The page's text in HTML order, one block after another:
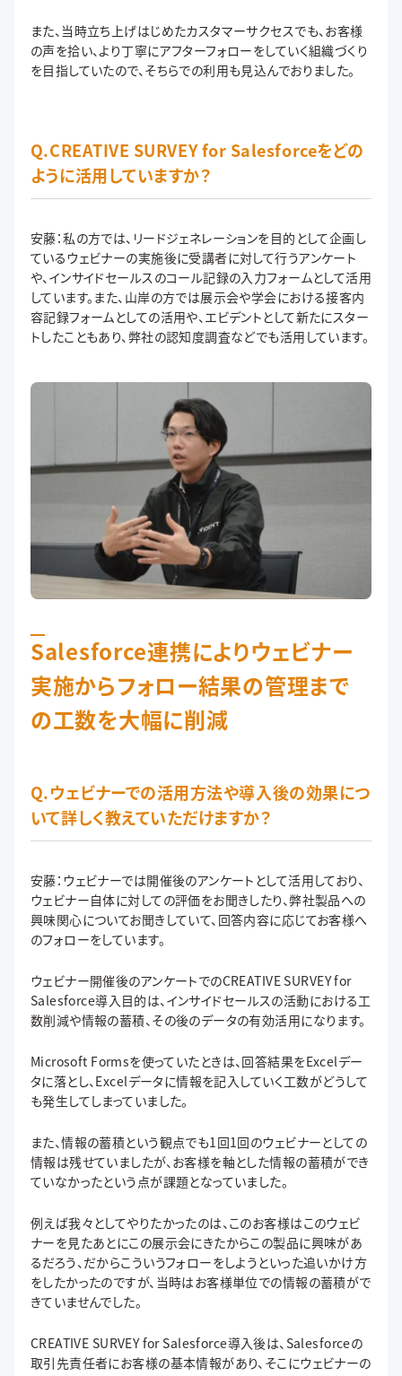
また、当時立ち上げはじめたカスタマーサクセスでも、お客様
の声を拾い、より丁寧にアフターフォローをしていく組織づくり
を目指していたので、そちらでの利用も見込んでおりました。
Q.CREATIVE SURVEY for Salesforceをどの
ように活用していますか？
安藤：私の方では、リードジェネレーションを目的として企画し
ているウェビナーの実施後に受講者に対して行うアンケート
や、インサイドセールスのコール記録の入力フォームとして活用
しています。また、山岸の方では展示会や学会における接客内
容記録フォームとしての活用や、エビデントとして新たにスター
トしたこともあり、弊社の認知度調査などでも活用しています。
Salesforce連携によりウェビナー
実施からフォロー結果の管理まで
の工数を大幅に削減
Q.ウェビナーでの活用方法や導入後の効果につ
いて詳しく教えていただけますか？
安藤：ウェビナーでは開催後のアンケートとして活用しており、
ウェビナー自体に対しての評価をお聞きしたり、弊社製品への
興味関心についてお聞きしていて、回答内容に応じてお客様へ
のフォローをしています。
ウェビナー開催後のアンケートでのCREATIVE SURVEY for
Salesforce導入目的は、インサイドセールスの活動における工
数削減や情報の蓄積、その後のデータの有効活用になります。
Microsoft Formsを使っていたときは、回答結果をExcelデー
タに落とし、Excelデータに情報を記入していく工数がどうして
も発生してしまっていました。
また、情報の蓄積という観点でも1回1回のウェビナーとしての
情報は残せていましたが、お客様を軸とした情報の蓄積ができ
ていなかったという点が課題となっていました。
例えば我々としてやりたかったのは、このお客様はこのウェビ
ナーを見たあとにこの展示会にきたからこの製品に興味があ
るだろう、だからこういうフォローをしようといった追いかけ方
をしたかったのですが、当時はお客様単位での情報の蓄積がで
きていませんでした。
CREATIVE SURVEY for Salesforce導入後は、Salesforceの
取引先責任者にお客様の基本情報があり、そこにウェビナーの